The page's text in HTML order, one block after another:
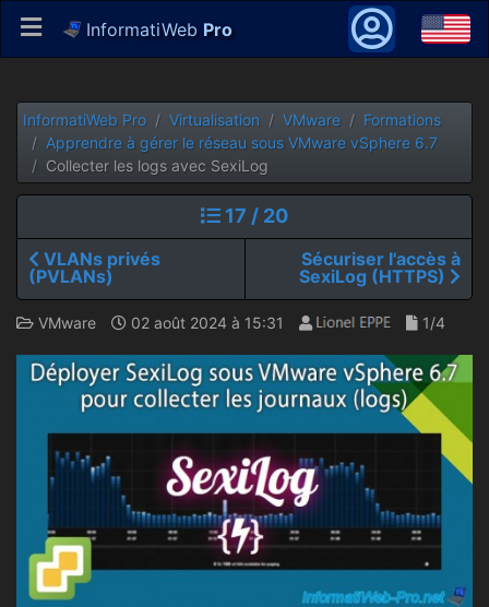
InformatiWeb Pro
InformatiWeb Pro Virtualisation VMware
Formations
Apprendre à gérer le réseau sous VMware vSphere 6.7
Collecter les logs avec SexiLog
17 / 20
VLANs privés
(PVLANs)
Sécuriser l'accès à
SexiLog (HTTPS)
VMware 02 août 2024 à 15:31 1/4